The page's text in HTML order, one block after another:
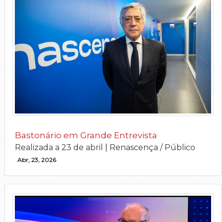
Bastonário em Grande Entrevista
Realizada a 23 de abril | Renascença / Público
Abr, 23, 2026